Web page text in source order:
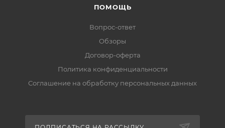
ПОМОЩЬ
Вопрос-ответ
Обзоры
Договор-оферта
Политика конфиденциальности
Соглашение на обработку персональных данных